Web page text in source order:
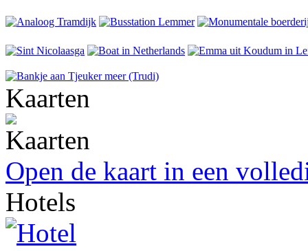
Kaarten
Open de kaart in een
Hotels